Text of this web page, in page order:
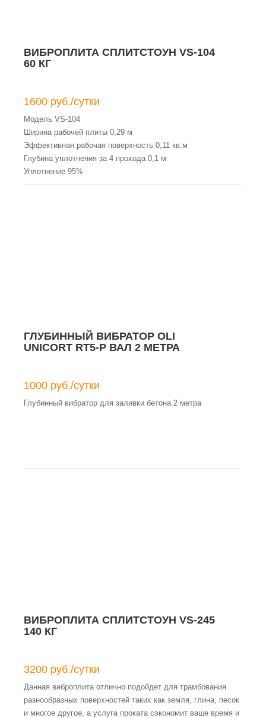
ВИБРОПЛИТА СПЛИТСТОУН VS-104
60 КГ
1600 руб./сутки
Модель VS-104
Ширина рабочей плиты 0,29 м
Эффективная рабочая поверхность 0,11 кв.м
Глубина уплотнения за 4 прохода 0,1 м
Уплотнение 95%
Масса эксплуатационная без воды 57 кг
ГЛУБИННЫЙ ВИБРАТОР OLI
UNICORT RT5-Р ВАЛ 2 МЕТРА
1000 руб./сутки
Глубинный вибратор для заливки бетона.2 метра
ВИБРОПЛИТА СПЛИТСТОУН VS-245
140 КГ
3200 руб./сутки
Данная виброплита отлично подойдет для трамбования
разнообразных поверхностей таких как земля, глина, песок
и многое другое, а услуга проката сэкономит ваше время и